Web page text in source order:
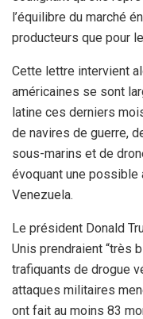
l’équilibre du marché
producteurs que pour
Cette lettre intervient
américaines se sont
latine ces derniers
de navires de guerre,
sous-marins et de
évoquant une possible
Venezuela.
Le président Donald
Unis prendraient “très
trafiquants de drogue
attaques militaires
ont fait au moins 83